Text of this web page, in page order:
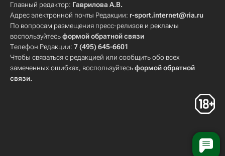
Главный редактор: Гаврилова А.В.
Адрес электронной почты Редакции: r-sport.internet@ria.ru
По вопросам размещения пресс-релизов и рекламы
воспользуйтесьформой обратной связи
Телефон Редакции: 7 (495) 645-6601
Чтобы связаться с редакцией или сообщить обо всех
замеченных ошибках, воспользуйтесьформой обратной
связи.